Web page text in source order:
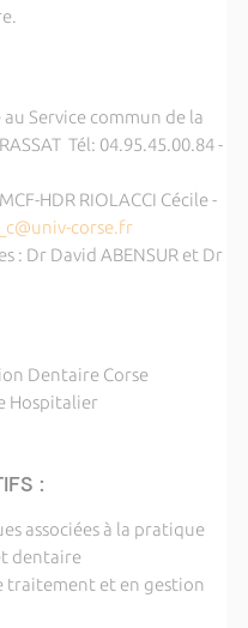
Service commun de la
Tél: 04.95.45.00.84 -
HDR RIOLACCI Cécile -
corse.fr
: Dr David ABENSUR et Dr
Dentaire Corse
Hospitalier
:
associées à la pratique
dentaire
traitement et en gestion